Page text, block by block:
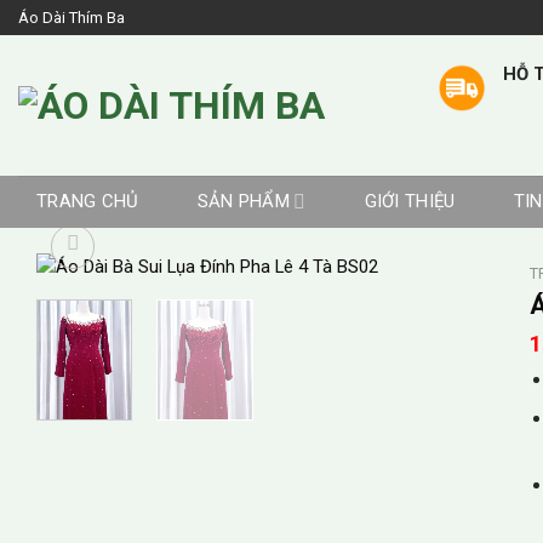
Skip
to
Áo Dài Thím Ba
HỖ
TRANG CHỦ SẢN PHẨM GIỚI THIỆU